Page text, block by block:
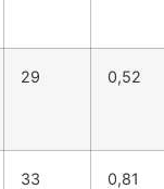
29 0,52
33 0,81